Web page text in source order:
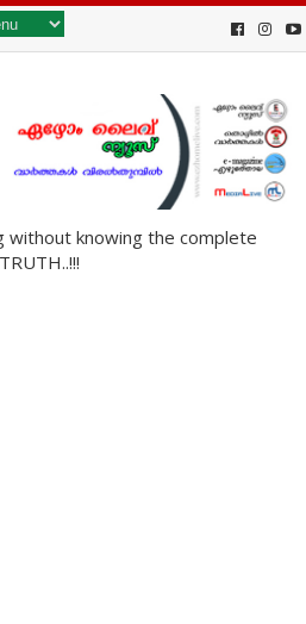
without knowing the complete
TRUTH..!!!